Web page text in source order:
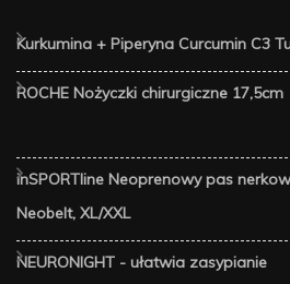
Kurkumina + Piperyna Curcumin C3
ROCHE Nożyczki chirurgiczne 17,5cm
inSPORTline Neoprenowy pas
Neobelt, XL/XXL
NEURONIGHT - ułatwia zasypianie